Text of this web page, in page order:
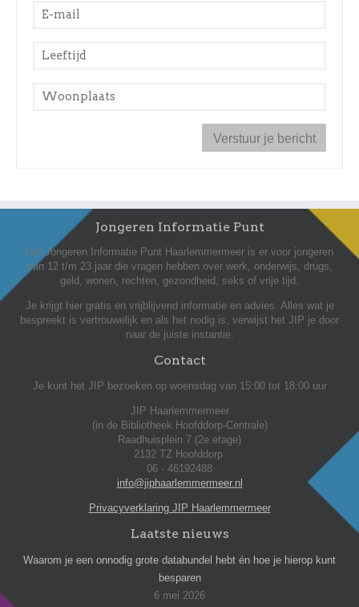
E-mail*
Leeftijd *
Woonplaats
Jongeren Informatie Punt
Het Jongeren Informatie Punt Haarlemmermeer is er voor jongeren
van 12 t/m 23 jaar die vragen hebben over werk, onderwijs, drugs,
geld, wonen, rechten, gezondheid, seks of vrije tijd.
Je krijgt hier gratis en vrijblijvend informatie en advies. Alles wat je
bespreekt is vertrouwelijk en als het nodig is, verwijst het JIP je door
naar de juiste instantie.
Contact
Je kunt het JIP bezoeken op woensdag van 15:00 tot 18:00 uur
JIP Haarlemmermeer
(in de Bibliotheek Hoofddorp-Centrale)
Raadhuisplein 7 (2e etage)
2132 TZ Hoofddorp
06 - 46192488
info@jiphaarlemmermeer.nl
Privacyverklaring JIP Haarlemmermeer
Laatste nieuws
Waarom je een onnodig grote databundel hebt én hoe je hierop kunt
besparen
6 mei 2026